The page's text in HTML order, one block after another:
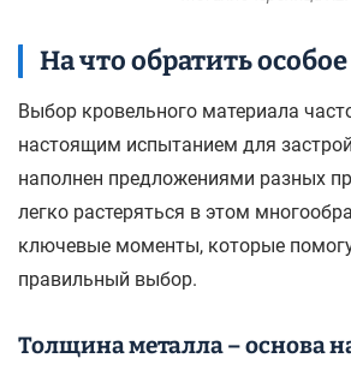
На что обратить
Выбор кровельного материала
настоящим испытанием для
наполнен предложениями разных
легко растеряться в этом
ключевые моменты, которые
правильный выбор.
Толщина металла – основа